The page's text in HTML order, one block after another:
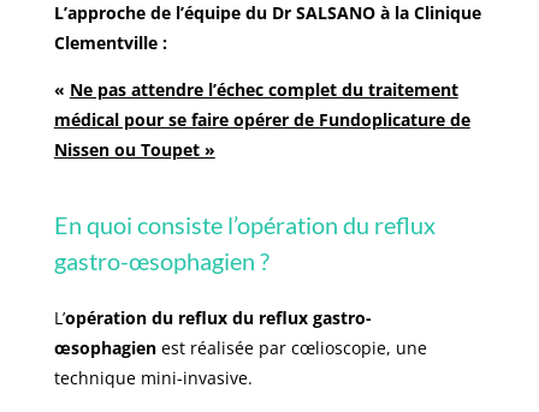
L’approche de l’équipe du Dr SALSANO à la Clinique
Clementville :
« Ne pas attendre l’échec complet du traitement
médical pour se faire opérer de Fundoplicature de
Nissen ou Toupet »
En quoi consiste l’opération du reflux
gastro-œsophagien ?
L’opération du reflux du reflux gastro-
œsophagienest réalisée par cœlioscopie, une
technique mini-invasive.